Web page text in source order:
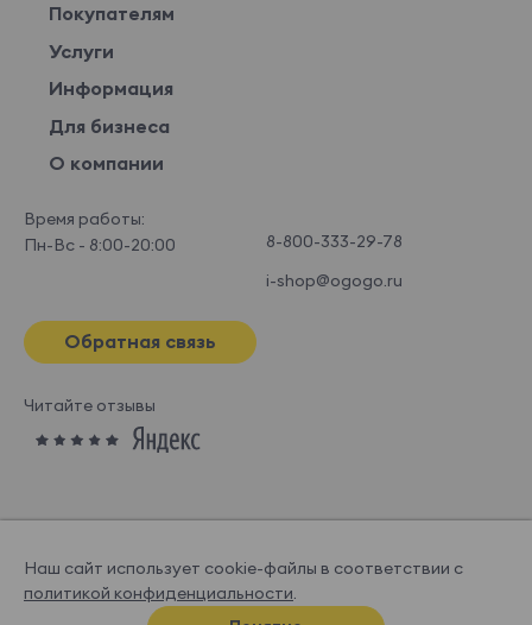
Покупателям
Услуги
Информация
Для бизнеса
О компании
Время работы:
Пн-Вс - 8:00-20:00
8-800-333-29-78
i-shop@ogogo.ru
Обратная связь
Читайте отзывы
© OGOGOHOME, 2026
Наш сайт использует cookie-файлы в соответствии с
политикой конфиденциальности.